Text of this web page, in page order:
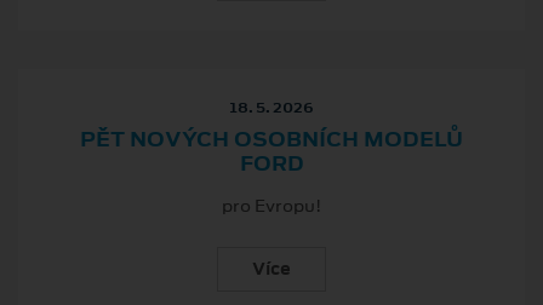
18. 5. 2026
PĚT NOVÝCH OSOBNÍCH MODELŮ
FORD
pro Evropu!
Více